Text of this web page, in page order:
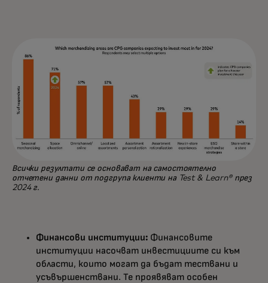
Всички резултати се основават на самостоятелно
отчетени данни от подгрупа клиенти на Test & Learn® през
2024 г.
Финансови институции: Финансовите
институции насочват инвестициите си към
области, които могат да бъдат тествани и
усъвършенствани. Те проявяват особен